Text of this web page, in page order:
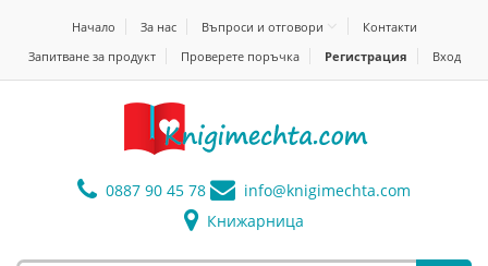
Начало За нас Въпроси и отговори
Контакти
Запитване за продукт
Проверете поръчка Регистрация Вход
0887 90 45 78 info@knigimechta.com
Книжарница